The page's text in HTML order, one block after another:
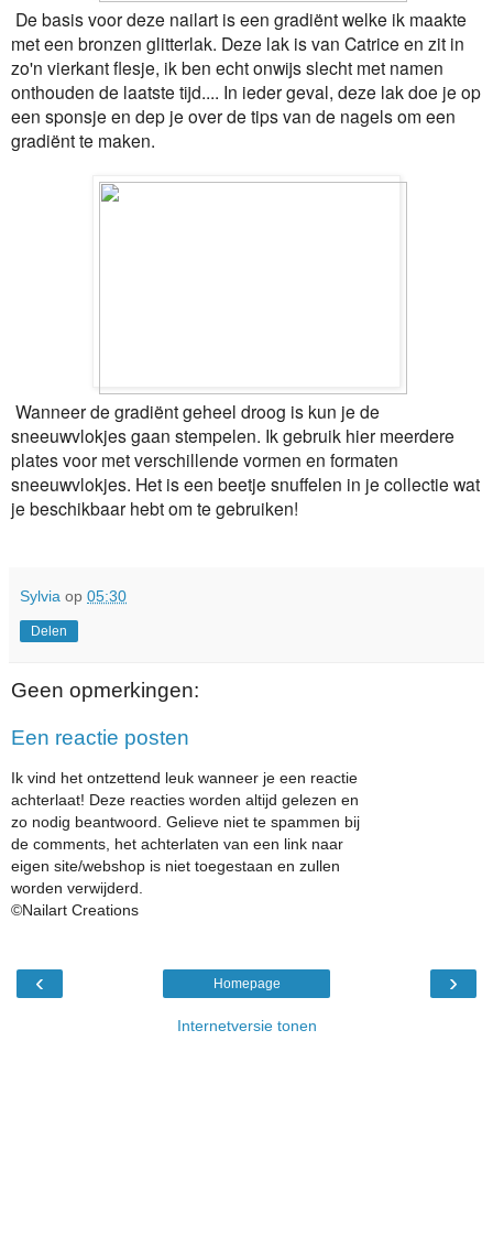
De basis voor deze nailart is een gradiënt welke ik maakte
met een bronzen glitterlak. Deze lak is van Catrice en zit in
zo'n vierkant flesje, ik ben echt onwijs slecht met namen
onthouden de laatste tijd.... In ieder geval, deze lak doe je op
een sponsje en dep je over de tips van de nagels om een
gradiënt te maken.
Wanneer de gradiënt geheel droog is kun je de
sneeuwvlokjes gaan stempelen. Ik gebruik hier meerdere
plates voor met verschillende vormen en formaten
sneeuwvlokjes. Het is een beetje snuffelen in je collectie wat
je beschikbaar hebt om te gebruiken!
Sylvia op 05:30
Delen
Geen opmerkingen:
Een reactie posten
Ik vind het ontzettend leuk wanneer je een reactie
achterlaat! Deze reacties worden altijd gelezen en
zo nodig beantwoord. Gelieve niet te spammen bij
de comments, het achterlaten van een link naar
eigen site/webshop is niet toegestaan en zullen
worden verwijderd.
©Nailart Creations
‹ ›
Homepage
Internetversie tonen